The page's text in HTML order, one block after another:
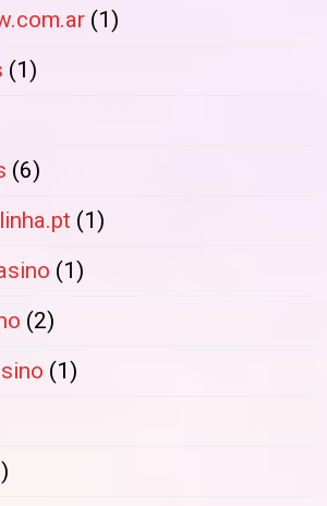
(1)
(1)
(6)
(1)
(1)
(2)
(1)